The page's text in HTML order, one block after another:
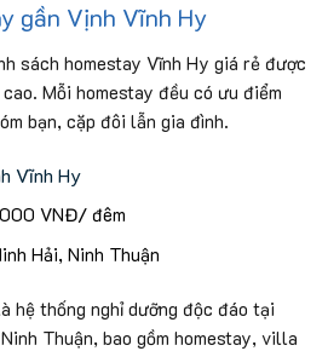
gần Vịnh Vĩnh Hy
sách homestay Vĩnh Hy giá rẻ được
Mỗi homestay đều có ưu điểm
bạn, cặp đôi lẫn gia đình.
Vĩnh Hy
VNĐ/ đêm
Hải, Ninh Thuận
hệ thống nghỉ dưỡng độc đáo tại
Thuận, bao gồm homestay, villa